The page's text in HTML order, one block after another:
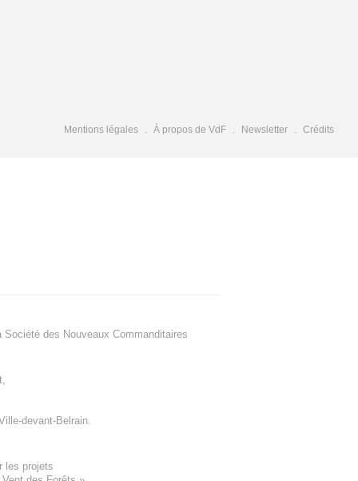
Mentions légales À propos de VdF Newsletter Crédits
Société des Nouveaux Commanditaires
,
devant-Belrain.
les projets